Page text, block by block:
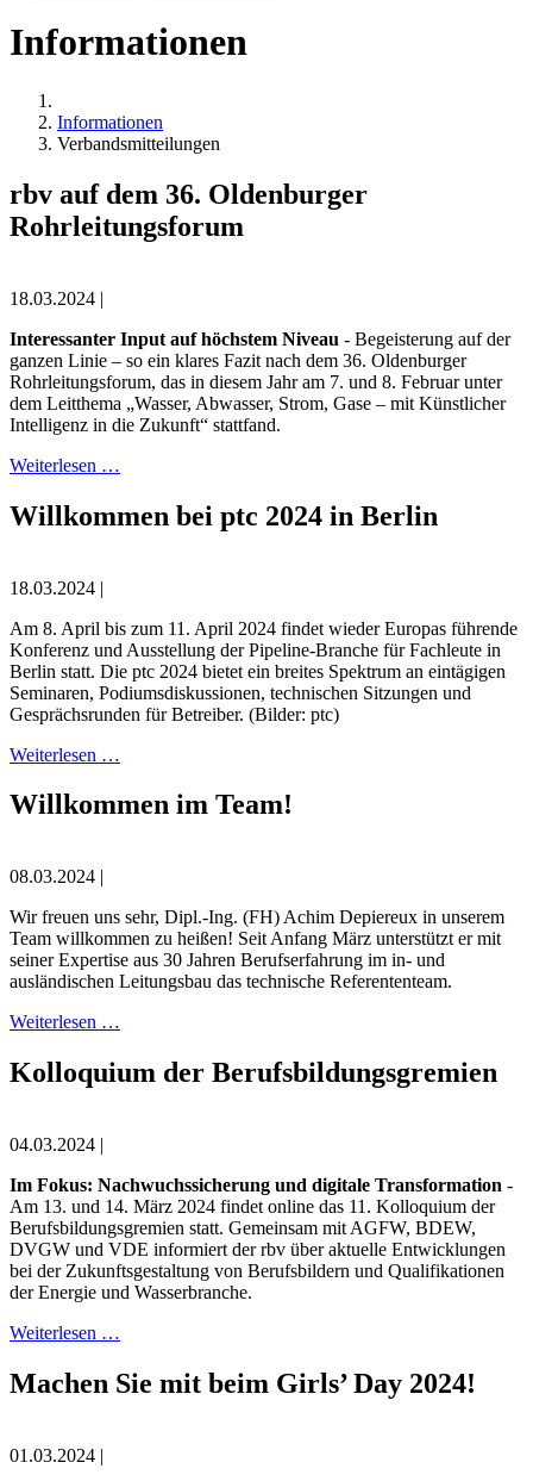
Informationen
Informationen
Verbandsmitteilungen
rbv auf dem 36. Oldenburger
Rohrleitungsforum
18.03.2024 |
Interessanter Input auf höchstem Niveau - Begeisterung auf der
ganzen Linie – so ein klares Fazit nach dem 36. Oldenburger
Rohrleitungsforum, das in diesem Jahr am 7. und 8. Februar unter
dem Leitthema „Wasser, Abwasser, Strom, Gase – mit Künstlicher
Intelligenz in die Zukunft“ stattfand.
Weiterlesen …
Willkommen bei ptc 2024 in Berlin
18.03.2024 |
Am 8. April bis zum 11. April 2024 findet wieder Europas führende
Konferenz und Ausstellung der Pipeline-Branche für Fachleute in
Berlin statt. Die ptc 2024 bietet ein breites Spektrum an eintägigen
Seminaren, Podiumsdiskussionen, technischen Sitzungen und
Gesprächsrunden für Betreiber. (Bilder: ptc)
Weiterlesen …
Willkommen im Team!
08.03.2024 |
Wir freuen uns sehr, Dipl.-Ing. (FH) Achim Depiereux in unserem
Team willkommen zu heißen! Seit Anfang März unterstützt er mit
seiner Expertise aus 30 Jahren Berufserfahrung im in- und
ausländischen Leitungsbau das technische Referententeam.
Weiterlesen …
Kolloquium der Berufsbildungsgremien
04.03.2024 |
Im Fokus: Nachwuchssicherung und digitale Transformation -
Am 13. und 14. März 2024 findet online das 11. Kolloquium der
Berufsbildungsgremien statt. Gemeinsam mit AGFW, BDEW,
DVGW und VDE informiert der rbv über aktuelle Entwicklungen
bei der Zukunftsgestaltung von Berufsbildern und Qualifikationen
der Energie­ und Wasserbranche.
Weiterlesen …
Machen Sie mit beim Girls’ Day 2024!
01.03.2024 |